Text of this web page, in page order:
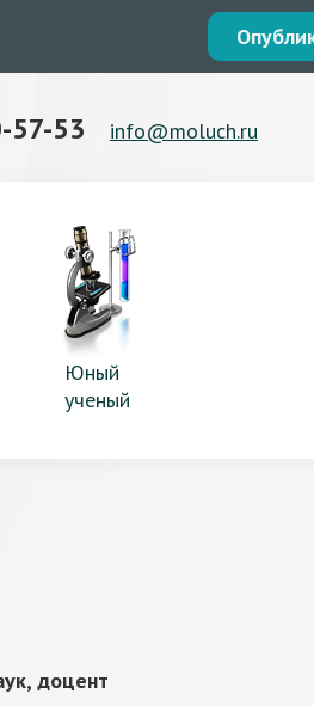
57-53 info@moluch.ru
Юный
ученый
доцент